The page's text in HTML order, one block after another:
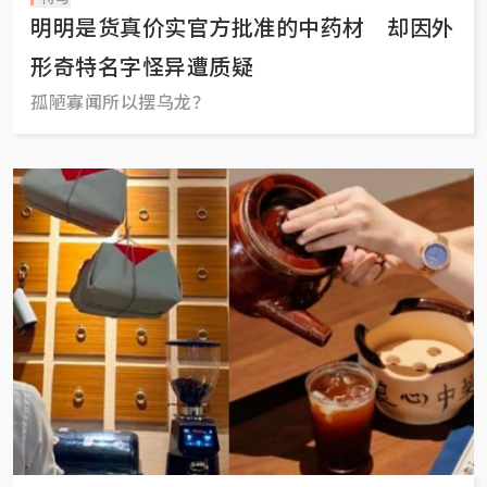
明明是货真价实官方批准的中药材 却因外
形奇特名字怪异遭质疑
孤陋寡闻所以摆乌龙？